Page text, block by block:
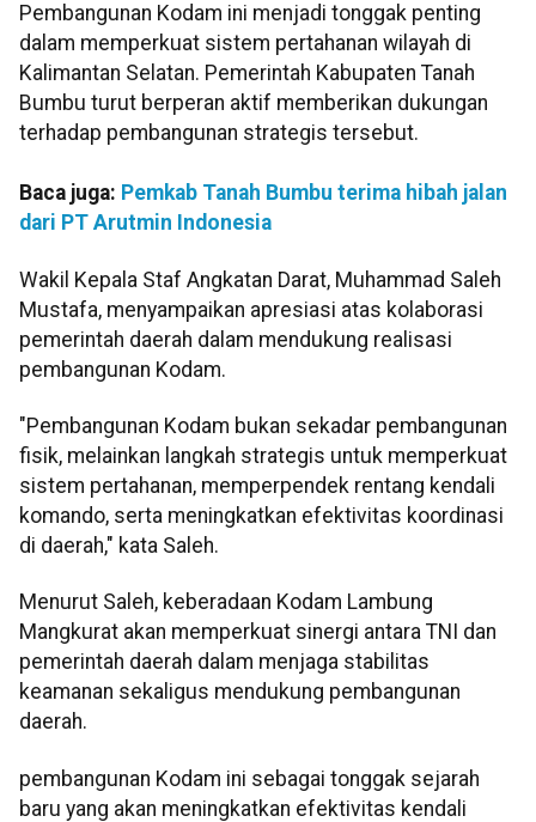
Pembangunan Kodam ini menjadi tonggak penting
dalam memperkuat sistem pertahanan wilayah di
Kalimantan Selatan. Pemerintah Kabupaten Tanah
Bumbu turut berperan aktif memberikan dukungan
terhadap pembangunan strategis tersebut.
Baca juga: Pemkab Tanah Bumbu terima hibah jalan
dari PT Arutmin Indonesia
Wakil Kepala Staf Angkatan Darat, Muhammad Saleh
Mustafa, menyampaikan apresiasi atas kolaborasi
pemerintah daerah dalam mendukung realisasi
pembangunan Kodam.
"Pembangunan Kodam bukan sekadar pembangunan
fisik, melainkan langkah strategis untuk memperkuat
sistem pertahanan, memperpendek rentang kendali
komando, serta meningkatkan efektivitas koordinasi
di daerah," kata Saleh.
Menurut Saleh, keberadaan Kodam Lambung
Mangkurat akan memperkuat sinergi antara TNI dan
pemerintah daerah dalam menjaga stabilitas
keamanan sekaligus mendukung pembangunan
daerah.
pembangunan Kodam ini sebagai tonggak sejarah
baru yang akan meningkatkan efektivitas kendali